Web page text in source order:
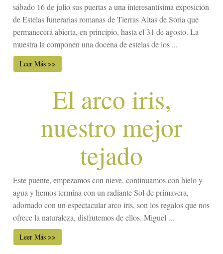
sábado 16 de julio sus puertas a una interesantísima exposición
de Estelas funerarias romanas de Tierras Altas de Soria que
permanecerá abierta, en principio, hasta el 31 de agosto. La
muestra la componen una docena de estelas de los ...
Leer Más >>
El arco iris,
nuestro mejor
tejado
Este puente, empezamos con nieve, continuamos con hielo y
agua y hemos termina con un radiante Sol de primavera,
adornado con un espectacular arco iris, son los regalos que nos
ofrece la naturaleza, disfrutemos de ellos. Miguel ...
Leer Más >>